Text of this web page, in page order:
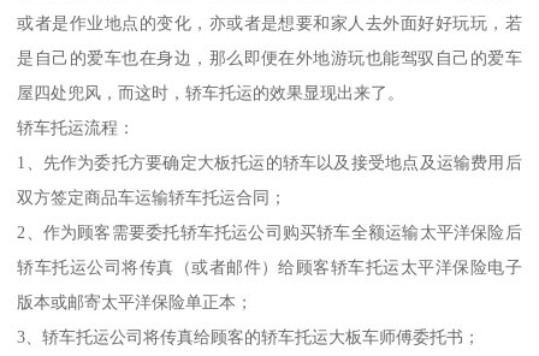
或者是作业地点的变化，亦或者是想要和家人去外面好好玩玩，若
是自己的爱车也在身边，那么即便在外地游玩也能驾驭自己的爱车
屋四处兜风，而这时，轿车托运的效果显现出来了。
轿车托运流程：
1、先作为委托方要确定大板托运的轿车以及接受地点及运输费用后
双方签定商品车运输轿车托运合同；
2、作为顾客需要委托轿车托运公司购买轿车全额运输太平洋保险后
轿车托运公司将传真（或者邮件）给顾客轿车托运太平洋保险电子
版本或邮寄太平洋保险单正本；
3、轿车托运公司将传真给顾客的轿车托运大板车师傅委托书；